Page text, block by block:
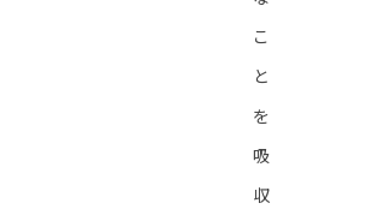
こ
と
を
吸
収